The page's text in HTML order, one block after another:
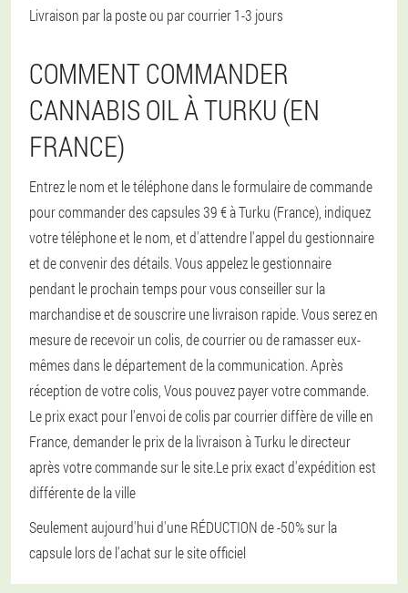
Livraison par la poste ou par courrier 1-3 jours
COMMENT COMMANDER
CANNABIS OIL À TURKU (EN
FRANCE)
Entrez le nom et le téléphone dans le formulaire de commande
pour commander des capsules 39 € à Turku (France), indiquez
votre téléphone et le nom, et d'attendre l'appel du gestionnaire
et de convenir des détails. Vous appelez le gestionnaire
pendant le prochain temps pour vous conseiller sur la
marchandise et de souscrire une livraison rapide. Vous serez en
mesure de recevoir un colis, de courrier ou de ramasser eux-
mêmes dans le département de la communication. Après
réception de votre colis, Vous pouvez payer votre commande.
Le prix exact pour l'envoi de colis par courrier diffère de ville en
France, demander le prix de la livraison à Turku le directeur
après votre commande sur le site.Le prix exact d'expédition est
différente de la ville
Seulement aujourd'hui d'une RÉDUCTION de -50% sur la
capsule lors de l'achat sur le site officiel